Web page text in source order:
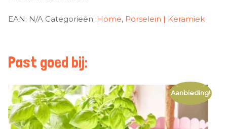
EAN: N/A Categorieën: Home, Porselein | Keramiek
Past goed bij:
Aanbieding!